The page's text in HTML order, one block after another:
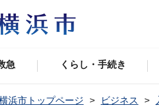
急 くらし・手続き
浜市トップページ ビジネス